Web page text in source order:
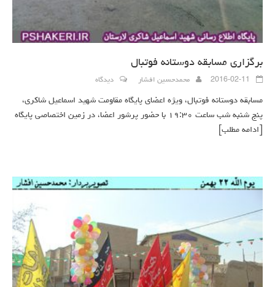
برگزاری مسابقه دوستانه فوتبال
2016-02-11 محمدحسین افشار دیدگاه
مسابقه دوستانه فوتبال، ویژه اعضای پایگاه مقاومت شهید اسماعیل شاکری،
پنج شنبه شب ساعت ۱۹:۳۰ با حضور پرشور اعضا، در زمین اختصاصی پایگاه
[ادامه مطلب]